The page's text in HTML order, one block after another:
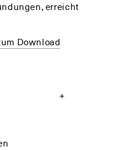
erreicht
Download
+